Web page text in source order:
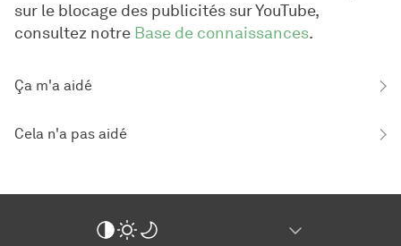
sur le blocage des publicités sur YouTube,
consultez notre Base de connaissances.
Ça m'a aidé
Cela n'a pas aidé